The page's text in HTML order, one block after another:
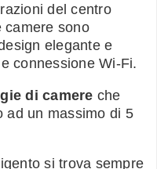
del centro
camere sono
elegante e
connessione Wi-Fi.
di camere che
ad un massimo di 5
si trova sempre